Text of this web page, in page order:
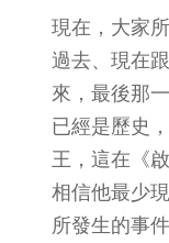
現在，大家
過去、現在
來，最後那
已經是歷史
王，這在《
相信他最少
所發生的事